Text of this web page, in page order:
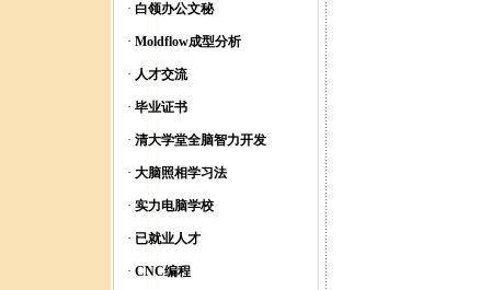
· 白领办公文秘
· Moldflow成型分析
· 人才交流
· 毕业证书
· 清大学堂全脑智力开发
· 大脑照相学习法
· 实力电脑学校
· 已就业人才
· CNC编程